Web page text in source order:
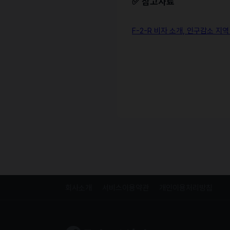
F-2-R 비자 소개, 인구감소 지역